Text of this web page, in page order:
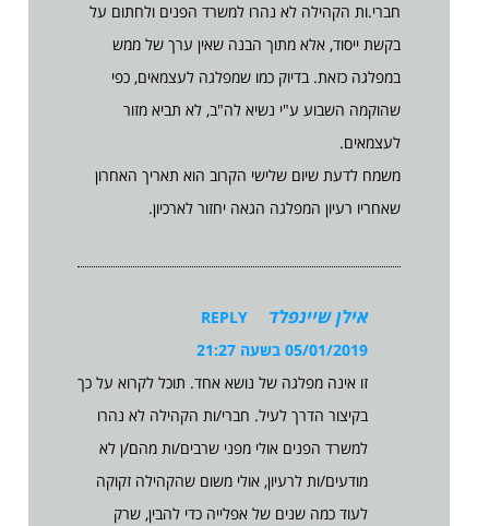
חברי.ות הקהילה לא נהרו למשרד הפנים ולחתום על
בקשת ייסוד, אלא מתוך הבנה שאין ערך של ממש
במפלגה כזאת. בדיוק כמו שמפלגה לעצמאים, כפי
שהוקמה השבוע ע"י נשיא לה"ב, לא תביא מזור
לעצמאים.
משמח לדעת שיום שלישי הקרוב הוא תאריך האחרון
שאחריו רעיון המפלגה הגאה יחזור לארכיון.
אילן שיינפלד
REPLY
05/01/2019 בשעה 21:27
זו אינה מפלגה של נושא אחד. תוכל לקרוא על כך
בקיצור הדרך לעיל. חברי/ות הקהילה לא נהרו
למשרד הפנים אולי מפני שרבים/ות מהם/ן לא
מודעים/ות לרעיון, אולי משום שהקהילה זקוקה
לעוד כמה שנים של אפלייה כדי להבין, שרק